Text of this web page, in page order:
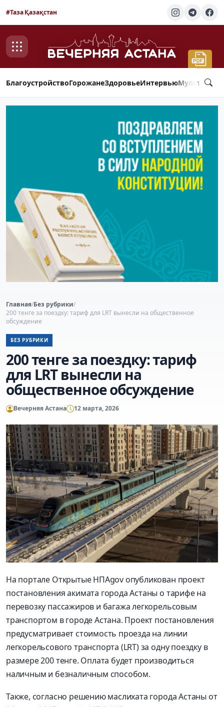
#Таза Қазақстан
БлагоустройствоГорожанеЗдоровьеИнтервью
Главная/Без рубрики/
200 тенге за поездку: тариф для LRT вынесли на общественное
обсуждение
БЕЗ РУБРИКИ
200 тенге за поездку: тариф
для LRT вынесли на
общественное обсуждение
Вечерняя Астана 12 марта, 2026
На портале Открытые НПАgov опубликован проект
постановления акимата города Астаны о тарифе на
перевозку пассажиров и багажа легкорельсовым
транспортом в городе Астана. Проект постановления
предусматривает стоимость проезда на линии
легкорельсового транспорта (LRT) за одну поездку в
размере 200 тенге. Оплата будет производиться
наличным и безналичным способом.
Также, согласно решению маслихата города Астаны от